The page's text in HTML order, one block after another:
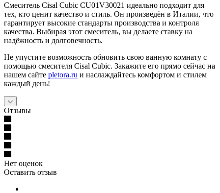
Смеситель Cisal Cubic CU01V30021 идеально подходит для
тех, кто ценит качество и стиль. Он произведён в Италии, что
гарантирует высокие стандарты производства и контроля
качества. Выбирая этот смеситель, вы делаете ставку на
надёжность и долговечность.
Не упустите возможность обновить свою ванную комнату с
помощью смесителя Cisal Cubic. Закажите его прямо сейчас на
нашем сайте pletora.ru и наслаждайтесь комфортом и стилем
каждый день!
Отзывы
Нет оценок
Оставить отзыв